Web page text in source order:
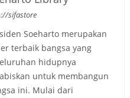
sifastore
Soeharto merupakan
terbaik bangsa yang
hidupnya
untuk membangun
ini. Mulai dari